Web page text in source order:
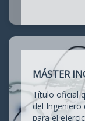
MÁSTER
Título oficial
del Ingeniero
para el